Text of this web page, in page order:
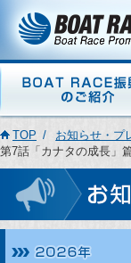
TOP お知らせ・プ
第7話「カナタの成長」